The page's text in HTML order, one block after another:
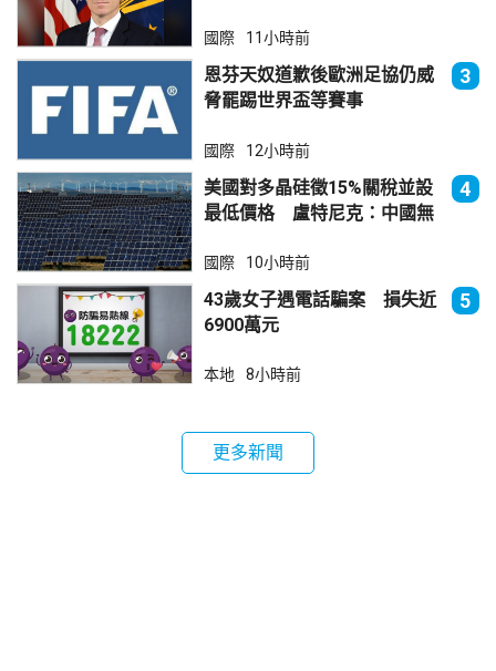
國際 11小時前
恩芬天奴道歉後歐洲足協仍威
脅罷踢世界盃等賽事
3
國際 12小時前
美國對多晶硅徵15%關稅並設
最低價格 盧特尼克：中國無
4
國際 10小時前
43歲女子遇電話騙案 損失近
6900萬元
5
本地 8小時前
更多新聞